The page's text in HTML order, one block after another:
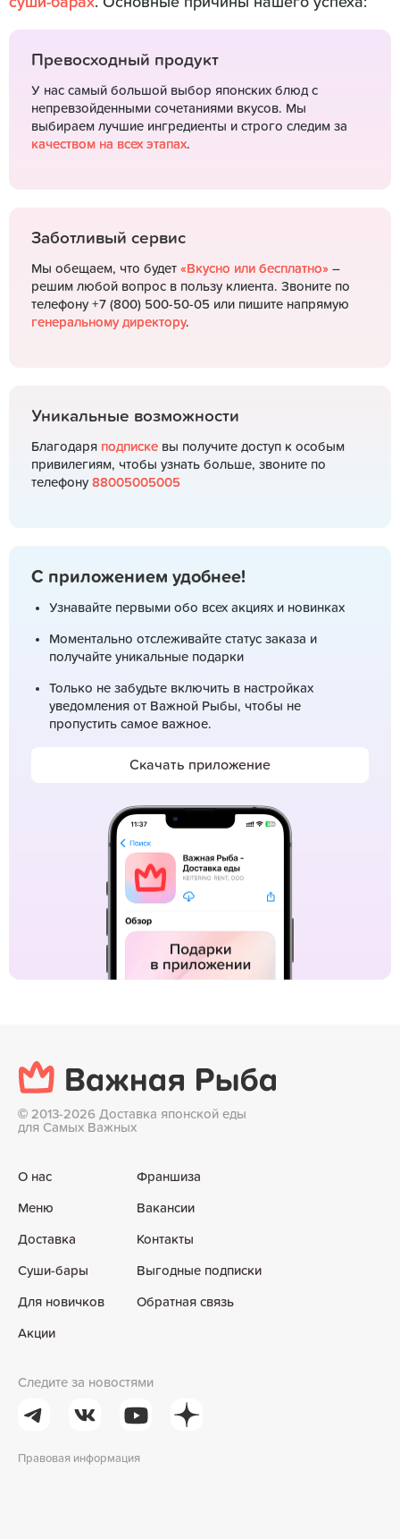
Превосходный продукт
У нас самый большой выбор японских блюд с
непревзойденными сочетаниями вкусов. Мы
выбираем лучшие ингредиенты и строго следим за
качеством на всех этапах.
Заботливый сервис
Мы обещаем, что будет «Вкусно или бесплатно» –
решим любой вопрос в пользу клиента. Звоните по
телефону +7 (800) 500-50-05 или пишите напрямую
генеральному директору.
Уникальные возможности
Благодаря подписке вы получите доступ к особым
привилегиям, чтобы узнать больше, звоните по
телефону 88005005005
С приложением удобнее!
Узнавайте первыми обо всех акциях и новинках
Моментально отслеживайте статус заказа и
получайте уникальные подарки
Только не забудьте включить в настройках
уведомления от Важной Рыбы, чтобы не
пропустить самое важное.
Скачать приложение
© 2013-2026 Доставка японской еды
для Самых Важных
О нас
Меню
Доставка
Суши-бары
Для новичков
Акции
Франшиза
Вакансии
Контакты
Выгодные подписки
Обратная связь
Следите за новостями
Правовая информация